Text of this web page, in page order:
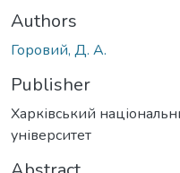
Authors
Горовий, Д. А.
Publisher
Харківський
університет